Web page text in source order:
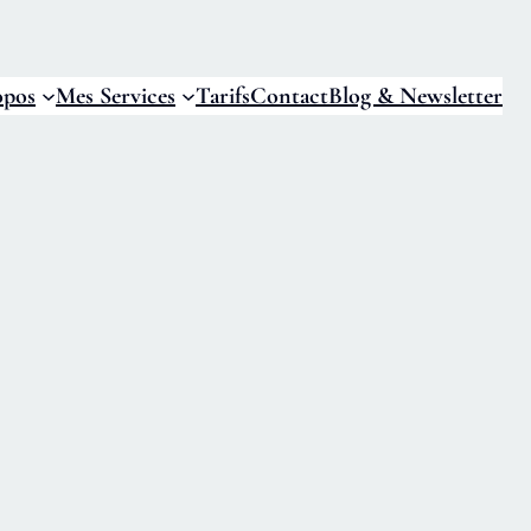
Mes Services TarifsContactBlog & Newsletter